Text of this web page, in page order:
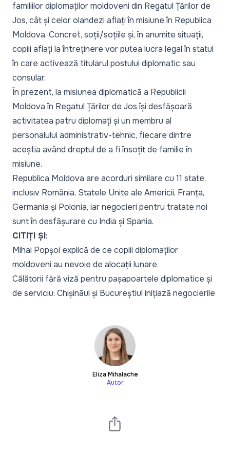
familiilor diplomaților moldoveni din Regatul Țărilor de
Jos, cât și celor olandezi aflați în misiune în Republica
Moldova. Concret, soții/soțiile și, în anumite situații,
copiii aflați la întreținere vor putea lucra legal în statul
în care activează titularul postului diplomatic sau
consular.
În prezent, la misiunea diplomatică a Republicii
Moldova în Regatul Țărilor de Jos își desfășoară
activitatea patru diplomați și un membru al
personalului administrativ-tehnic, fiecare dintre
aceștia având dreptul de a fi însoțit de familie în
misiune.
Republica Moldova are acorduri similare cu 11 state,
inclusiv România, Statele Unite ale Americii, Franța,
Germania și Polonia, iar negocieri pentru tratate noi
sunt în desfășurare cu India și Spania.
CITIȚI ȘI:
Mihai Popșoi explică de ce copiii diplomaților
moldoveni au nevoie de alocații lunare
Călătorii fără viză pentru pașapoartele diplomatice și
de serviciu: Chișinăul și Bucureștiul inițiază negocierile
Eliza Mihalache
Autor